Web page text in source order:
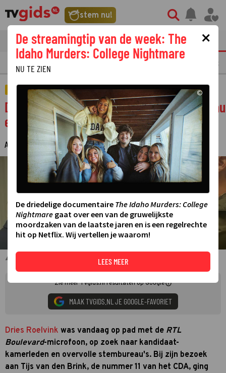
stem nu!
tvgids streaming nieuws
OPMERKELIJKE TV FRAGMENTEN
ACTUEEL
Dries Roelvink teruggefloten bij stembureau
en Tijs van den Brink: 'Dit mag niet'
ANTON NOORDINK ·29 OKTOBER 2025 23:19
Dries Roelvink en Tijs van den Brink
Zie meer TVgids.nl resultaten op Google
MAAK TVGIDS.NL JE GOOGLE-FAVORIET
Dries Roelvink was vandaag op pad met de RTL
Boulevard-microfoon, op zoek naar kandidaat-
kamerleden en overvolle stembureau's. Bij zijn bezoek
aan Tijs van den Brink, de nummer 11 van het CDA, ging
×
De streamingtip van de week: The
Idaho Murders: College Nightmare
NU TE ZIEN
©
De driedelige documentaire The Idaho Murders: College
Nightmare gaat over een van de gruwelijkste
moordzaken van de laatste jaren en is een regelrechte
hit op Netflix. Wij vertellen je waarom!
LEES MEER